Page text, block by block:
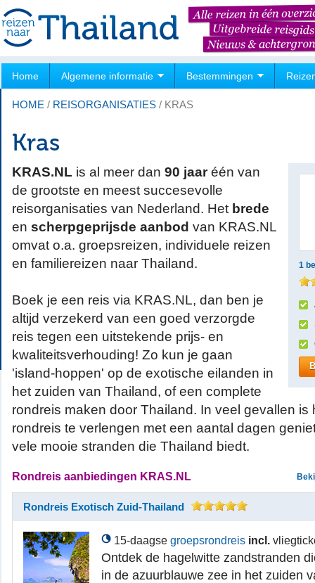
Home Algemene informatie Bestemmingen
HOME / REISORGANISATIES / KRAS
Kras
1
KRAS.NL is al meer dan 90 jaaréén van
de grootste en meest succesevolle
reisorganisaties van Nederland. Het brede
en scherpgeprijsde aanbod van KRAS.NL
omvat o.a. groepsreizen, individuele reizen
en familiereizen naar Thailand.
Boek je een reis via KRAS.NL, dan ben je
altijd verzekerd van een goed verzorgde
reis tegen een uitstekende prijs- en
kwaliteitsverhouding! Zo kun je gaan
'island-hoppen' op de exotische eilanden in
het zuiden van Thailand, of een complete
rondreis maken door Thailand. In veel gevallen is
rondreis te verlengen met een aantal dagen
vele mooie stranden die Thailand biedt.
Rondreis aanbiedingen KRAS.NL
Rondreis Exotisch Zuid-Thailand
15-daagse groepsrondreis incl.
Ontdek de hagelwitte zandstranden
in de azuurblauwe zee in het zuiden